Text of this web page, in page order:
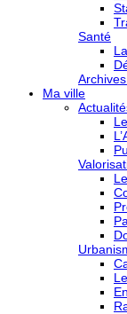
Santé
Ma ville